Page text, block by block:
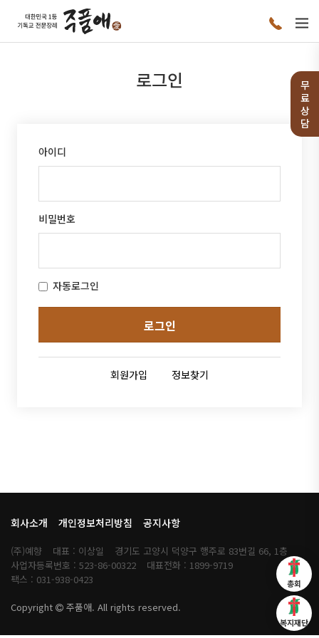
로그인
무
료
상
담
총회
복지재단
아이디
비밀번호
자동로그인
로그인
회원가입 정보찾기
회사소개 개인정보처리방침 공지사항
(주)예향 대표 : 이상일
경기도 고양시 덕양구 행주로 83번길 66, 1층
사업자등록번호 : 523-86-00322
대표전화 : 1899-9719
팩스 : 031-938-0423
Copyright 주품애. All rights reserved.